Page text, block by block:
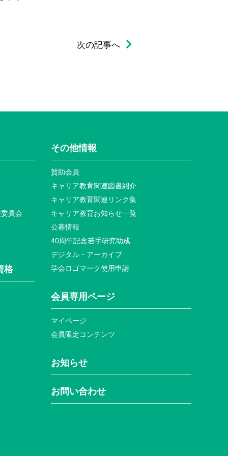
次の記事へ
員会
格
その他情報
賛助会員
キャリア教育関連図書紹介
キャリア教育関連リンク集
キャリア教育お知らせ⼀覧
公募情報
40周年記念若⼿研究助成
デジタル・アーカイブ
学会ロゴマーク使⽤申請
会員専⽤ページ
マイページ
会員限定コンテンツ
お知らせ
お問い合わせ